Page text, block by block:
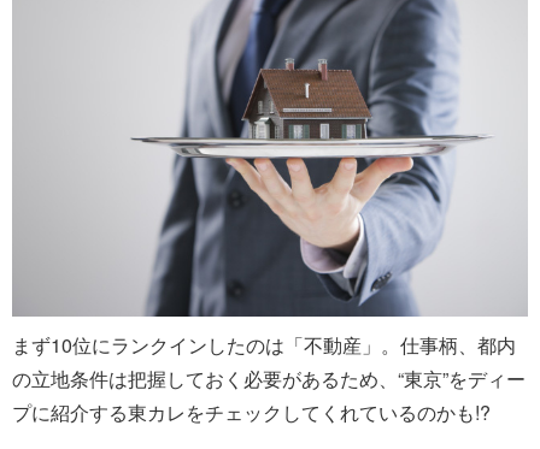
まず10位にランクインしたのは「不動産」。仕事柄、都内
の立地条件は把握しておく必要があるため、“東京”をディー
プに紹介する東カレをチェックしてくれているのかも!?